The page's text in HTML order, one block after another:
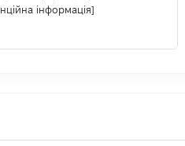
інформація]